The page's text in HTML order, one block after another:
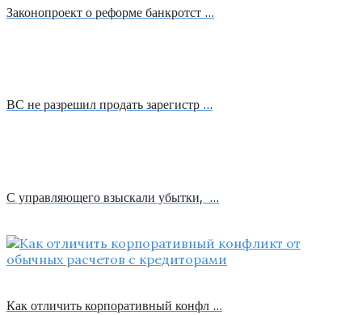
Законопроект о реформе банкротст …
ВС не разрешил продать зарегистр …
С управляющего взыскали убытки, …
Как отличить корпоративный конфл …